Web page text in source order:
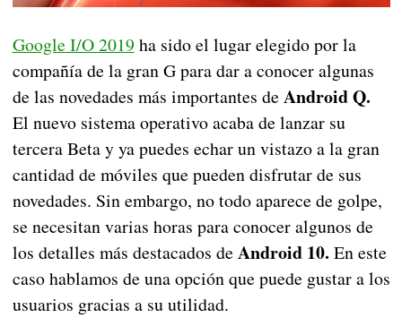
Google I/O 2019 ha sido el lugar elegido por la
compañía de la gran G para dar a conocer algunas
de las novedades más importantes de Android Q.
El nuevo sistema operativo acaba de lanzar su
tercera Beta y ya puedes echar un vistazo a la gran
cantidad de móviles que pueden disfrutar de sus
novedades. Sin embargo, no todo aparece de golpe,
se necesitan varias horas para conocer algunos de
los detalles más destacados de Android 10. En este
caso hablamos de una opción que puede gustar a los
usuarios gracias a su utilidad.